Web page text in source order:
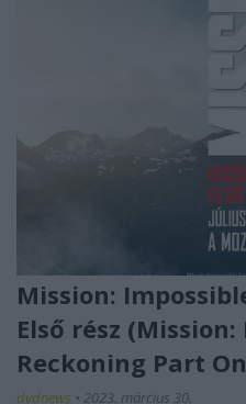
Mission:
Első rész
Reckoning Part
dvdnews • 2023. március 30.